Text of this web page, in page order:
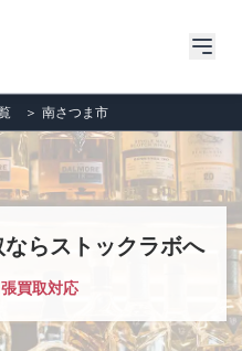
＞ 南さつま市
らストックラボへ
買取対応